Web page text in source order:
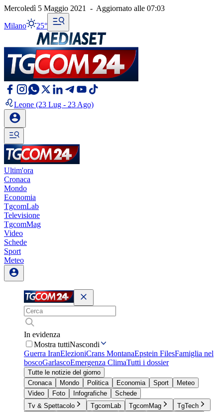
Mercoledì 5 Maggio 2021 - Aggiornato alle 07:03
Milano 25°
Leone (23 Lug - 23 Ago)
Ultim'ora
Cronaca
Mondo
Economia
TgcomLab
Televisione
TgcomMag
Video
Schede
Sport
Meteo
In evidenza
Mostra tuttiNascondi
Guerra IranElezioniCrans MontanaEpstein FilesFamiglia nel
boscoGarlascoEmergenza ClimaTutti i dossier
Tutte le notizie del giorno
Cronaca
Mondo Politica Economia Sport
Meteo
Video
Foto Infografiche
Schede
Tv & Spettacolo
TgcomLab TgcomMag
TgTech